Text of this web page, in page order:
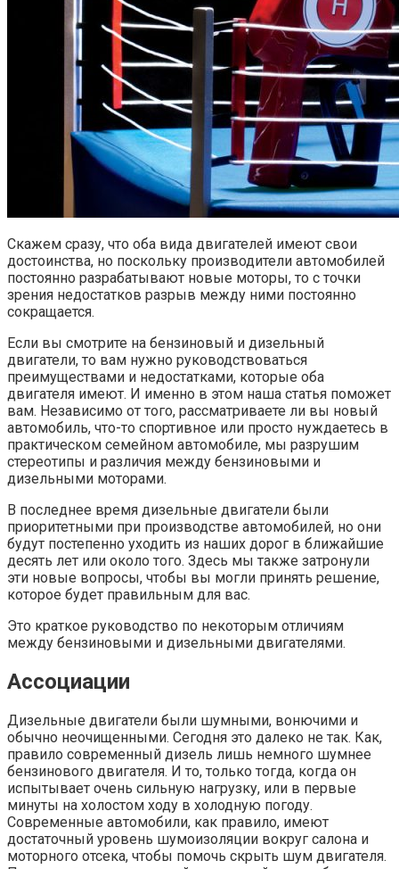
Скажем сразу, что оба вида двигателей имеют свои
достоинства, но поскольку производители автомобилей
постоянно разрабатывают новые моторы, то с точки
зрения недостатков разрыв между ними постоянно
сокращается.
Если вы смотрите на бензиновый и дизельный
двигатели, то вам нужно руководствоваться
преимуществами и недостатками, которые оба
двигателя имеют. И именно в этом наша статья поможет
вам. Независимо от того, рассматриваете ли вы новый
автомобиль, что-то спортивное или просто нуждаетесь в
практическом семейном автомобиле, мы разрушим
стереотипы и различия между бензиновыми и
дизельными моторами.
В последнее время дизельные двигатели были
приоритетными при производстве автомобилей, но они
будут постепенно уходить из наших дорог в ближайшие
десять лет или около того. Здесь мы также затронули
эти новые вопросы, чтобы вы могли принять решение,
которое будет правильным для вас.
Это краткое руководство по некоторым отличиям
между бензиновыми и дизельными двигателями.
Ассоциации
Дизельные двигатели были шумными, вонючими и
обычно неочищенными. Сегодня это далеко не так. Как,
правило современный дизель лишь немного шумнее
бензинового двигателя. И то, только тогда, когда он
испытывает очень сильную нагрузку, или в первые
минуты на холостом ходу в холодную погоду.
Современные автомобили, как правило, имеют
достаточный уровень шумоизоляции вокруг салона и
моторного отсека, чтобы помочь скрыть шум двигателя.